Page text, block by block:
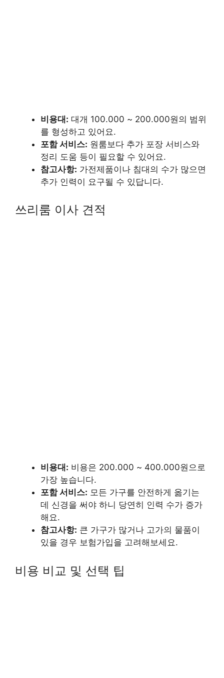
비용대: 대개 100.000 ~ 200.000원의 범위
를 형성하고 있어요.
포함 서비스: 원룸보다 추가 포장 서비스와
정리 도움 등이 필요할 수 있어요.
참고사항: 가전제품이나 침대의 수가 많으면
추가 인력이 요구될 수 있답니다.
쓰리룸 이사 견적
비용대: 비용은 200.000 ~ 400.000원으로
가장 높습니다.
포함 서비스: 모든 가구를 안전하게 옮기는
데 신경을 써야 하니 당연히 인력 수가 증가
해요.
참고사항: 큰 가구가 많거나 고가의 물품이
있을 경우 보험가입을 고려해보세요.
비용 비교 및 선택 팁